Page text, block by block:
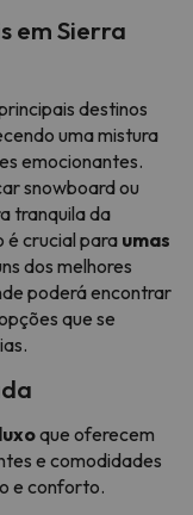
em Sierra
destinos
uma mistura
emocionantes.
snowboard ou
tranquila da
crucial para umas
dos melhores
poderá encontrar
que se
que oferecem
e comodidades
e conforto.